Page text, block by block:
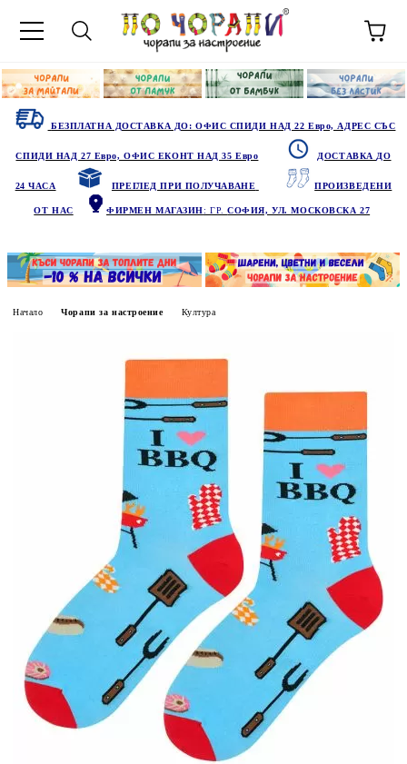
БЕЗПЛАТНА ДОСТАВКА ДО: ОФИС СПИДИ НАД 22 Евро, АДРЕС СЪС
СПИДИ НАД 27 Евро, ОФИС ЕКОНТ НАД 35 Евро ДОСТАВКА ДО
24 ЧАСА ПРЕГЛЕД ПРИ ПОЛУЧАВАНЕ ПРОИЗВЕДЕНИ
ОТ НАС ФИРМЕН МАГАЗИН: ГР.СОФИЯ, УЛ. МОСКОВСКА 27
Начало Чорапи за настроение Култура